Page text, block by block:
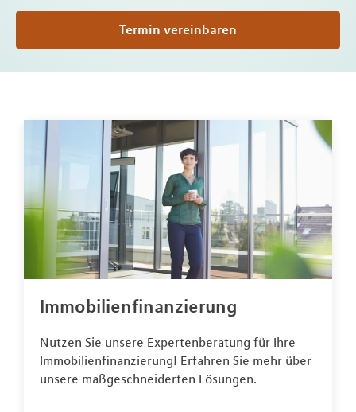
Termin vereinbaren
Immobilienfinanzierung
Nutzen Sie unsere Expertenberatung für Ihre
Immobilienfinanzierung! Erfahren Sie mehr über
unsere maßgeschneiderten Lösungen.